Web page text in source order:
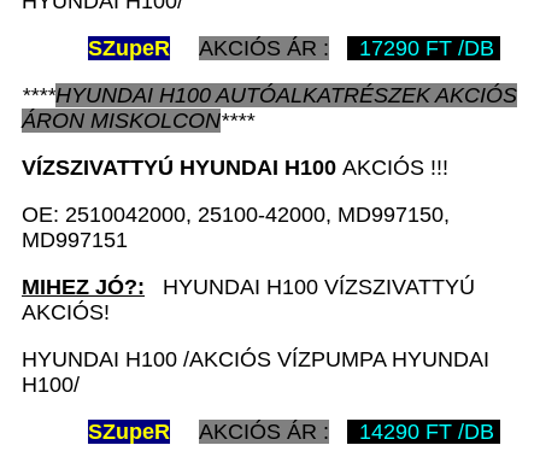
SZupeR AKCIÓS ÁR :
17290 FT /DB
****HYUNDAI H100AUTÓALKATRÉSZEKAKCIÓS
ÁRON MISKOLCON****
VÍZSZIVATTYÚ HYUNDAI H100 AKCIÓS !!!
OE: 2510042000, 25100-42000, MD997150,
MD997151
MIHEZ JÓ?: HYUNDAI H100 VÍZSZIVATTYÚ
AKCIÓS!
HYUNDAI H100 /AKCIÓS VÍZPUMPA HYUNDAI
H100/
SZupeR AKCIÓS ÁR : 14290 FT /DB